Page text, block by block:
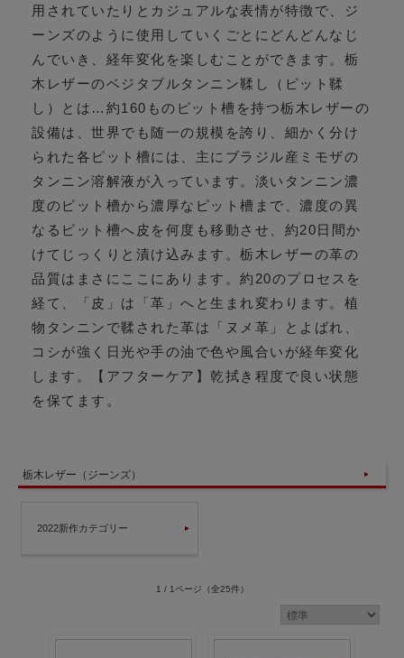
用されていたりとカジュアルな表情が特徴で、ジ
ーンズのように使用していくごとにどんどんなじ
んでいき、経年変化を楽しむことができます。栃
木レザーのベジタブルタンニン鞣し（ピット鞣
し）とは…約160ものピット槽を持つ栃木レザーの
設備は、世界でも随一の規模を誇り、細かく分け
られた各ピット槽には、主にブラジル産ミモザの
タンニン溶解液が入っています。淡いタンニン濃
度のピット槽から濃厚なピット槽まで、濃度の異
なるピット槽へ皮を何度も移動させ、約20日間か
けてじっくりと漬け込みます。栃木レザーの革の
品質はまさにここにあります。約20のプロセスを
経て、「皮」は「革」へと生まれ変わります。植
物タンニンで鞣された革は「ヌメ革」とよばれ、
コシが強く日光や手の油で色や風合いが経年変化
します。【アフターケア】乾拭き程度で良い状態
を保てます。
栃木レザー（ジーンズ）
2022新作カテゴリー
1 / 1ページ （全25件）